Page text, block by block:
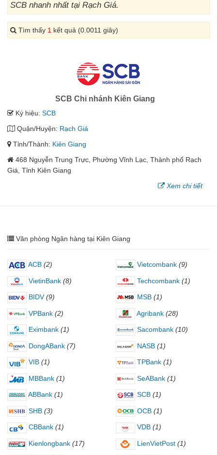
SCB nhanh nhất tại Rạch Giá.
Tìm thấy 1 kết quả (0.0011 giây)
SCB Chi nhánh Kiên Giang
Ký hiệu: SCB
Quận/Huyện: Rạch Giá
Tỉnh/Thành: Kiên Giang
468 Nguyễn Trung Trực, Phường Vĩnh Lạc, Thành phố Rạch
Giá, Tỉnh Kiên Giang
Xem chi tiết
Văn phòng Ngân hàng tại Kiên Giang
ACB (2) Vietcombank (9)
VietinBank (8) Techcombank (1)
BIDV (9) MSB (1)
VPBank (2) Agribank (28)
Eximbank (1) Sacombank (10)
DongABank (7) NASB (1)
VIB (1) TPBank (1)
MBBank (1) SeABank (1)
ABBank (1) SCB (1)
SHB (3) OCB (1)
CBBank (1) VDB (1)
Kienlongbank (17) LienVietPost (1)